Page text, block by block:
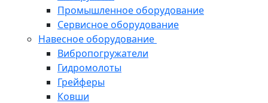
Промышленное оборудование
Сервисное оборудование
Навесное оборудование
Вибропогружатели
Гидромолоты
Грейферы
Ковши